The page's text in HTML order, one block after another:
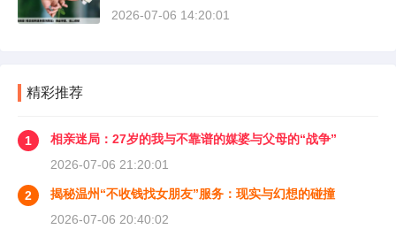
2026-07-06 14:20:01
精彩推荐
1
相亲迷局：27岁的我与不靠谱的媒婆与父母的“战争”
2026-07-06 21:20:01
2
揭秘温州“不收钱找女朋友”服务：现实与幻想的碰撞
2026-07-06 20:40:02